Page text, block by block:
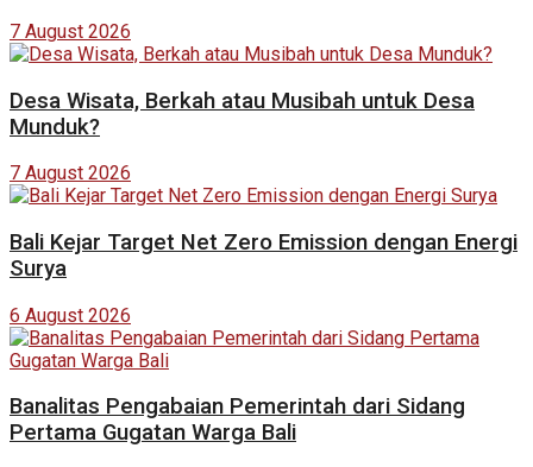
7 August 2026
Desa Wisata, Berkah atau Musibah untuk Desa
Munduk?
7 August 2026
Bali Kejar Target Net Zero Emission dengan Energi
Surya
6 August 2026
Banalitas Pengabaian Pemerintah dari Sidang
Pertama Gugatan Warga Bali